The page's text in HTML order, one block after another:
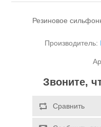
Резиновое
Производитель:
Звоните,